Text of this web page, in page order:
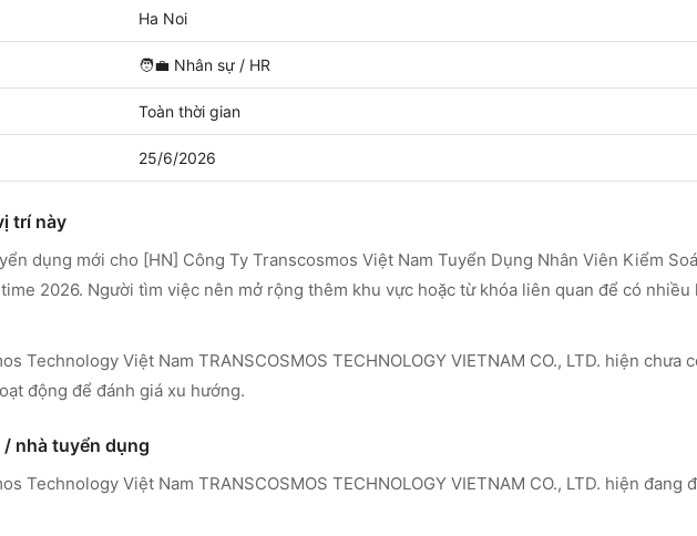
Ha Noi
🧑‍💼 Nhân sự / HR
Toàn thời gian
25/6/2026
trí này
dụng mới cho [HN] Công Ty Transcosmos Việt Nam Tuyển Dụng Nhân Viên Kiểm
2026. Người tìm việc nên mở rộng thêm khu vực hoặc từ khóa liên quan để có nhiều
Technology Việt Nam TRANSCOSMOS TECHNOLOGY VIETNAM CO., LTD. hiện chưa
động để đánh giá xu hướng.
nhà tuyển dụng
Technology Việt Nam TRANSCOSMOS TECHNOLOGY VIETNAM CO., LTD. hiện đang